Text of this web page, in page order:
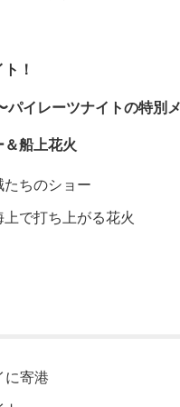
！
パイレーツナイトの特別
船上花火
ちのショー
で打ち上がる花火
に寄港